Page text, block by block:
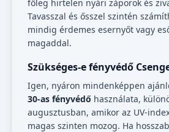
főleg hirtelen nyári záporok és
Tavasszal és ősszel szintén
mindig érdemes esernyőt vagy
magaddal.
Szükséges-e fényvédő
Igen, nyáron mindenképpen
30-as fényvédő használata,
augusztusban, amikor az UV-
magas szinten mozog. Ha